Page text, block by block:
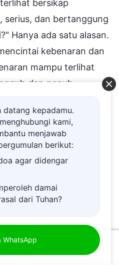
bersikap
serius, dan bertanggung
Hanya ada satu alasan.
kebenaran dan
mampu terlihat
dan penuh
untuk menjalani
hati, bukan berniat
Setiap kali
Tuhan atau berinteraksi
apa yang disebut
kenyataan,
kecil diri-Nya. Oleh
datang kepadamu.
kami,
menjawab
berikut:
agar didengar
damai
dari Tuhan?
kedatangan
WhatsApp